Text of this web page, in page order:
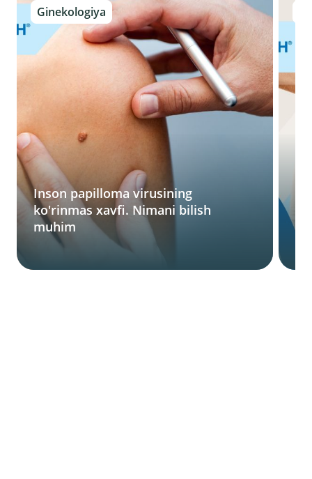
Ginekologiya
Inson papilloma virusining
ko'rinmas xavfi. Nimani bilish
muhim